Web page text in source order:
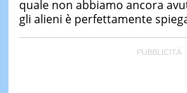
quale non abbiamo ancora
gli alieni è perfettamente